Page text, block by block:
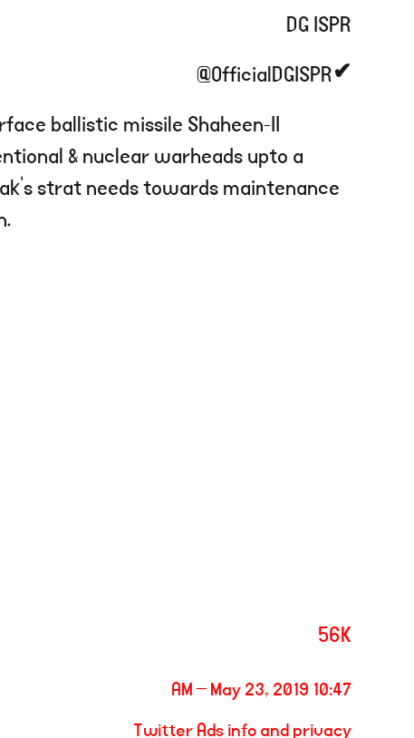
DG ISPR
✔
@OfficialDGISPR
ballistic missile Shaheen-II
& nuclear warheads upto a
strat needs towards maintenance
56K
10:47 AM – May 23, 2019
Twitter Ads info and privacy